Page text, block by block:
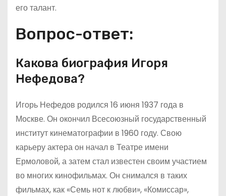
его талант.
Вопрос-ответ:
Какова биография Игоря
Нефедова?
Игорь Нефедов родился 16 июня 1937 года в
Москве. Он окончил Всесоюзный государственный
институт кинематографии в 1960 году. Свою
карьеру актера он начал в Театре имени
Ермоловой, а затем стал известен своим участием
во многих кинофильмах. Он снимался в таких
фильмах, как «Семь нот к любви», «Комиссар»,